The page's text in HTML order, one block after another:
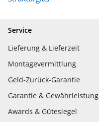
Service
Lieferung & Lieferzeit
Montagevermittlung
Geld-Zurück-Garantie
Garantie & Gewährleistung
Awards & Gütesiegel